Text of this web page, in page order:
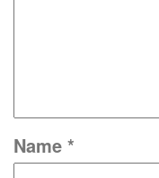
Name *